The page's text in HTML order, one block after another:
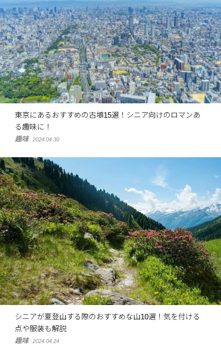
東京にあるおすすめの古墳15選！シニア向けのロマンあ
る趣味に！
趣味 2024.04.30
シニアが夏登山する際のおすすめな山10選！気を付ける
点や服装も解説
趣味 2024.04.24